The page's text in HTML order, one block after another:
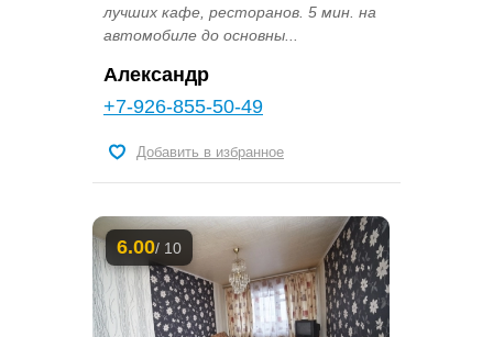
лучших кафе, ресторанов. 5 мин. на
автомобиле до основны...
Александр
+7-926-855-50-49
Добавить в избранное
6.00/ 10